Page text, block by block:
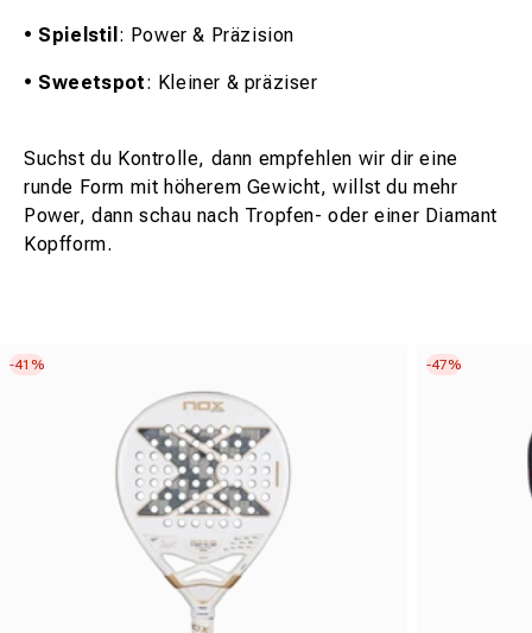
• Spielstil : Power & Präzision
• Sweetspot: Kleiner & präziser
Suchst du Kontrolle, dann empfehlen wir dir eine
runde Form mit höherem Gewicht, willst du mehr
Power, dann schau nach Tropfen- oder einer Diamant
Kopfform.
-41% -47%